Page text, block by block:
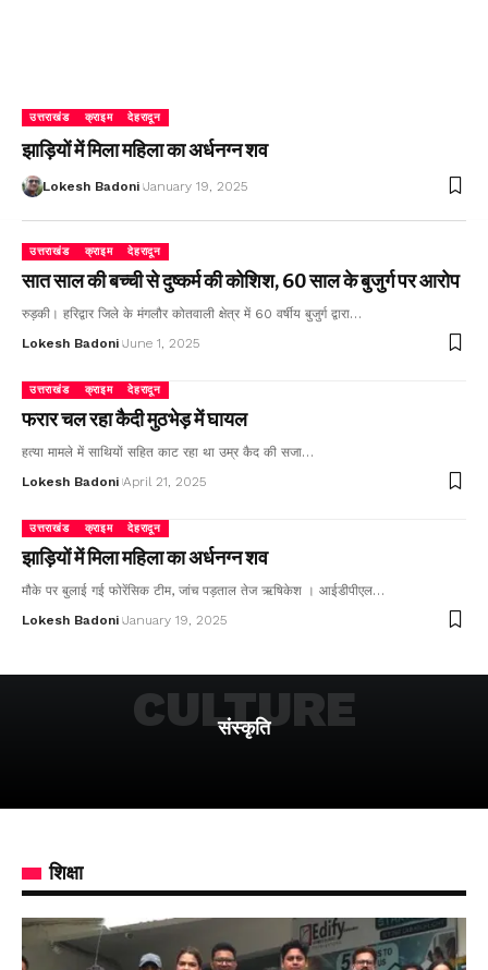
उत्तराखंड क्राइम देहरादून
झाड़ियों में मिला महिला का अर्धनग्न शव
Lokesh Badoni January 19, 2025
उत्तराखंड क्राइम देहरादून
सात साल की बच्ची से दुष्कर्म की कोशिश, 60 साल के बुजुर्ग पर आरोप
रुड़की। हरिद्वार जिले के मंगलौर कोतवाली क्षेत्र में 60 वर्षीय बुजुर्ग द्वारा…
Lokesh Badoni June 1, 2025
उत्तराखंड क्राइम देहरादून
फरार चल रहा कैदी मुठभेड़ में घायल
हत्या मामले में साथियों सहित काट रहा था उम्र कैद की सजा…
Lokesh Badoni April 21, 2025
उत्तराखंड क्राइम देहरादून
झाड़ियों में मिला महिला का अर्धनग्न शव
मौके पर बुलाई गई फोरेंसिक टीम, जांच पड़ताल तेज ऋषिकेश । आईडीपीएल…
Lokesh Badoni January 19, 2025
संस्कृति
CULTURE
शिक्षा